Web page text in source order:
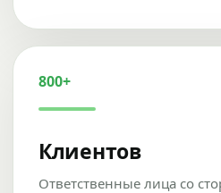
800+
Клиентов
Ответственные лица со